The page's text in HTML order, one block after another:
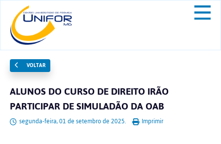
VOLTAR
ALUNOS DO CURSO DE DIREITO IRÃO
PARTICIPAR DE SIMULADÃO DA OAB
segunda-feira, 01 de setembro de 2025. Imprimir